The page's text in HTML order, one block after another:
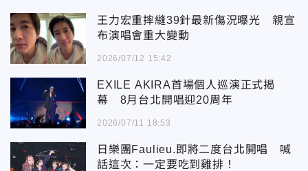
王力宏重摔縫39針最新傷況曝光 親宣
布演唱會重大變動
2026/07/12 15:42
EXILE AKIRA首場個人巡演正式揭
幕 8月台北開唱迎20周年
2026/07/11 18:53
日樂團Faulieu.即將二度台北開唱 喊
話這次：一定要吃到雞排！